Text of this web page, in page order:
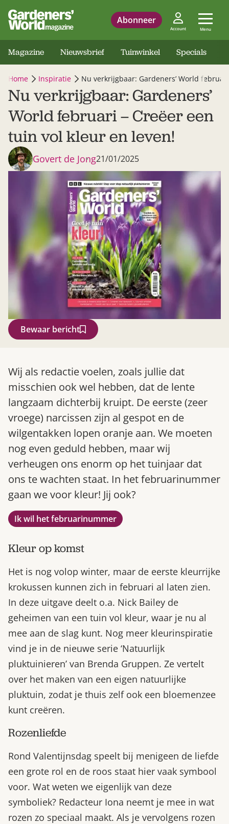
Abonneer
Account Menu
Gardeners’ World 08/2026
Bestel nu
Magazine Nieuwsbrief Tuinwinkel Specials
Home Inspiratie Nu verkrijgbaar: Gardeners’ World
Nu verkrijgbaar: Gardeners’
World februari – Creëer een
tuin vol kleur en leven!
Govert de Jong21/01/2025
Bewaar bericht
Wij als redactie voelen, zoals jullie dat
misschien ook wel hebben, dat de lente
langzaam dichterbij kruipt. De eerste (zeer
vroege) narcissen zijn al gespot en de
wilgentakken lopen oranje aan. We moeten
nog even geduld hebben, maar wij
verheugen ons enorm op het tuinjaar dat
ons te wachten staat. In het februarinummer
gaan we voor kleur! Jij ook?
Ik wil het februarinummer
Kleur op komst
Het is nog volop winter, maar de eerste kleurrijke
krokussen kunnen zich in februari al laten zien.
In deze uitgave deelt o.a. Nick Bailey de
geheimen van een tuin vol kleur, waar je nu al
mee aan de slag kunt. Nog meer kleurinspiratie
vind je in de nieuwe serie ‘Natuurlijk
pluktuinieren’ van Brenda Gruppen. Ze vertelt
over het maken van een eigen natuurlijke
pluktuin, zodat je thuis zelf ook een bloemenzee
kunt creëren.
Rozenliefde
Rond Valentijnsdag speelt bij menigeen de liefde
een grote rol en de roos staat hier vaak symbool
voor. Wat weten we eigenlijk van deze
symboliek? Redacteur Iona neemt je mee in wat
rozen zo speciaal maakt. Als je vervolgens rozen